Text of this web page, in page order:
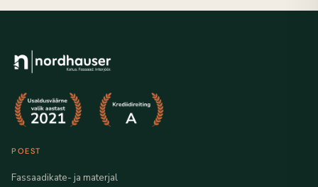
POEST
Fassaadikate- ja materjal